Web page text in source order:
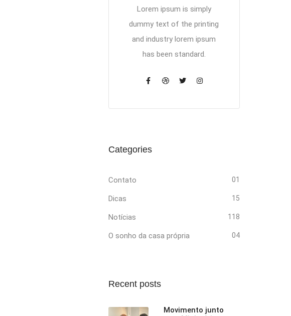
Lorem ipsum is simply
dummy text of the printing
and industry lorem ipsum
has been standard.
Categories
Contato 01
Dicas 15
Notícias 118
O sonho da casa própria 04
Recent posts
Movimento junto